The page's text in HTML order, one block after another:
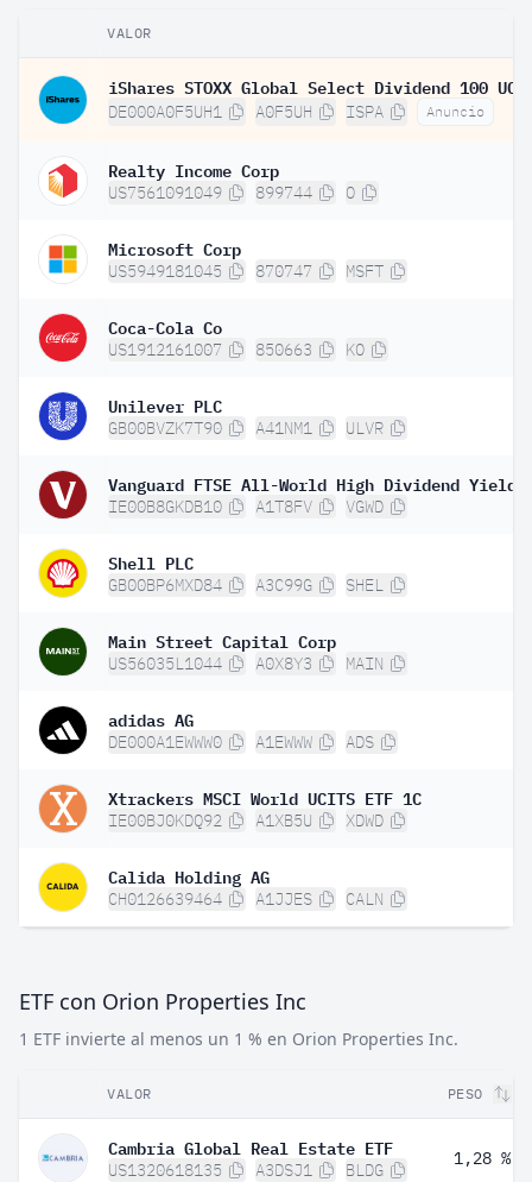
VALOR
DE000A0F5UH1 A0F5UH ISPA Anuncio
Realty Income Corp
US7561091049 899744 O
Microsoft Corp
US5949181045 870747 MSFT
Coca-Cola Co
US1912161007 850663 KO
Unilever PLC
GB00BVZK7T90 A41NM1 ULVR
IE00B8GKDB10 A1T8FV VGWD
Shell PLC
GB00BP6MXD84 A3C99G SHEL
Main Street Capital Corp
US56035L1044 A0X8Y3 MAIN
adidas AG
DE000A1EWWW0 A1EWWW ADS
Xtrackers MSCI World UCITS ETF 1C
IE00BJ0KDQ92 A1XB5U XDWD
Calida Holding AG
CH0126639464 A1JJES CALN
ETF con Orion Properties Inc
1 ETF invierte al menos un 1 % en Orion Properties Inc.
VALOR PESO
Cambria Global Real Estate ETF
US1320618135 A3DSJ1 BLDG
1,28 %